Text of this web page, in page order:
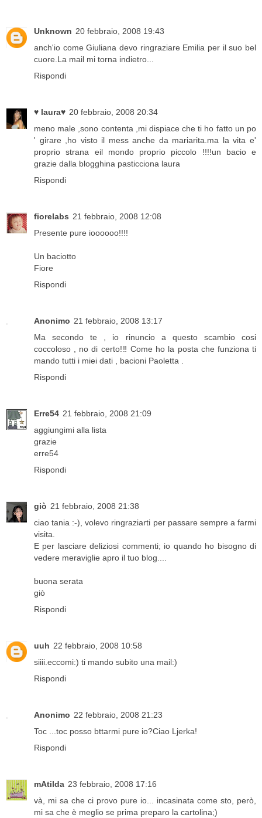
Unknown 20 febbraio, 2008 19:43
anch'io come Giuliana devo ringraziare Emilia per il suo bel
cuore.La mail mi torna indietro...
Rispondi
♥ laura♥ 20 febbraio, 2008 20:34
meno male ,sono contenta ,mi dispiace che ti ho fatto un po
' girare ,ho visto il mess anche da mariarita.ma la vita e'
proprio strana eil mondo proprio piccolo !!!!un bacio e
grazie dalla blogghina pasticciona laura
Rispondi
fiorelabs 21 febbraio, 2008 12:08
Presente pure ioooooo!!!!
Un baciotto
Fiore
Rispondi
Anonimo 21 febbraio, 2008 13:17
Ma secondo te , io rinuncio a questo scambio cosi
coccoloso , no di certo!‼ Come ho la posta che funziona ti
mando tutti i miei dati , bacioni Paoletta .
Rispondi
Erre54 21 febbraio, 2008 21:09
aggiungimi alla lista
grazie
erre54
Rispondi
giò 21 febbraio, 2008 21:38
ciao tania :-), volevo ringraziarti per passare sempre a farmi
visita.
E per lasciare deliziosi commenti; io quando ho bisogno di
vedere meraviglie apro il tuo blog....
buona serata
giò
Rispondi
uuh 22 febbraio, 2008 10:58
siiii.eccomi:) ti mando subito una mail:)
Rispondi
Anonimo 22 febbraio, 2008 21:23
Toc ...toc posso bttarmi pure io?Ciao Ljerka!
Rispondi
mAtilda 23 febbraio, 2008 17:16
và, mi sa che ci provo pure io... incasinata come sto, però,
mi sa che è meglio se prima preparo la cartolina;)